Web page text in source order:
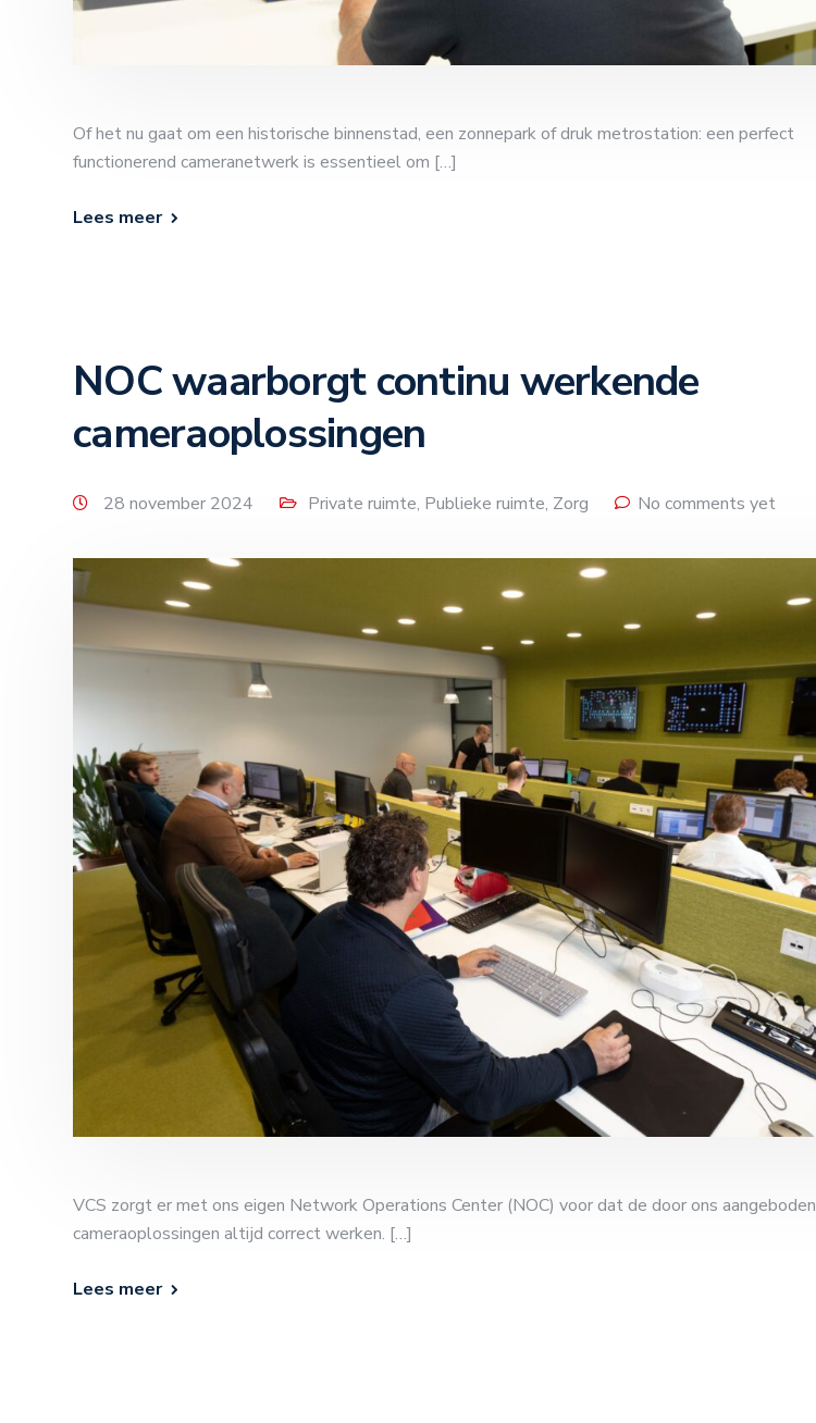
Of het nu gaat om een historische binnenstad, een zonnepark of druk metrostation: een perfect
functionerend cameranetwerk is essentieel om […]
Lees meer
NOC waarborgt continu werkende
cameraoplossingen
28 november 2024 Private ruimte, Publieke ruimte, Zorg No comments yet
VCS zorgt er met ons eigen Network Operations Center (NOC) voor dat de door ons aangeboden
cameraoplossingen altijd correct werken. […]
Lees meer